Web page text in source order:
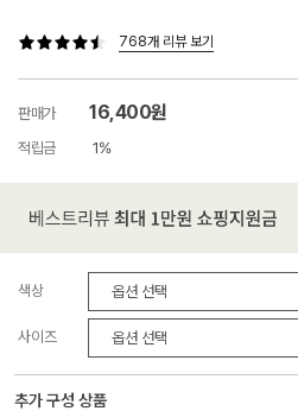
768개 리뷰 보기
판매가 16,400원
적립금 1%
색상
사이즈
추가 구성 상품